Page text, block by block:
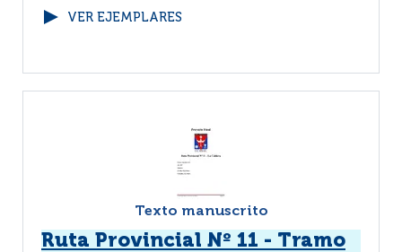
VER EJEMPLARES
Texto manuscrito
Ruta Provincial Nº 11 - Tramo